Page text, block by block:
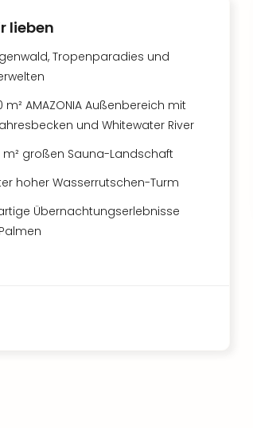
lieben
Tropenparadies und
m² AMAZONIA Außenbereich mit
und Whitewater River
m² großen Sauna-Landschaft
hoher Wasserrutschen-Turm
Übernachtungserlebnisse